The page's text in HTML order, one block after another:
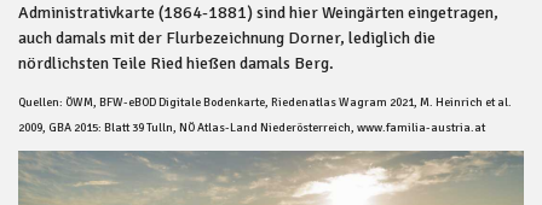
Administrativkarte (1864-1881) sind hier Weingärten eingetragen,
auch damals mit der Flurbezeichnung Dorner, lediglich die
nördlichsten Teile Ried hießen damals Berg.
Quellen: ÖWM, BFW-eBOD Digitale Bodenkarte, Riedenatlas Wagram 2021, M. Heinrich et al.
2009, GBA 2015: Blatt 39 Tulln, NÖ Atlas-Land Niederösterreich, www.familia-austria.at